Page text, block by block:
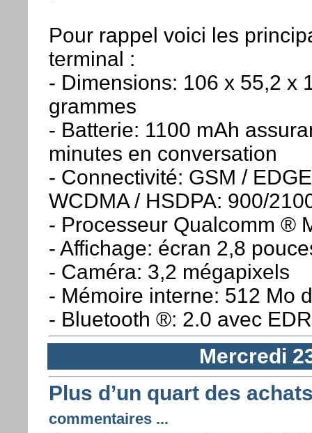
Pour rappel voici les
terminal :
- Dimensions: 106 x 55,2 x
grammes
- Batterie: 1100 mAh
minutes en conversation
- Connectivité: GSM /
WCDMA / HSDPA: 900/
- Processeur Qualcomm ®
- Affichage: écran 2,8
- Caméra: 3,2 mégapixels
- Mémoire interne: 512 Mo
- Bluetooth ®: 2.0 avec
Mercredi
Plus d’un quart des
commentaires ...